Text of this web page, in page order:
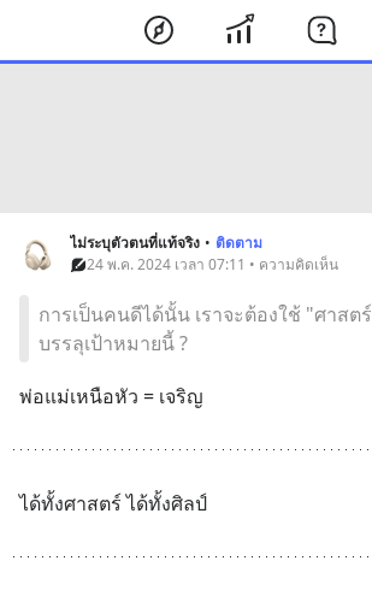
ไม่ระบุตัวตนที่แท้จริง • ติดตาม
24 พ.ค. 2024 เวลา 07:11 • ความคิดเห็น
การเป็นคนดีได้นั้น เราจะต้องใช้ "ศาสต
บรรลุเป้าหมายนี้ ?
พ่อแม่เหนือหัว = เจริญ
ได้ทั้งศาสตร์ ได้ทั้งศิลป์